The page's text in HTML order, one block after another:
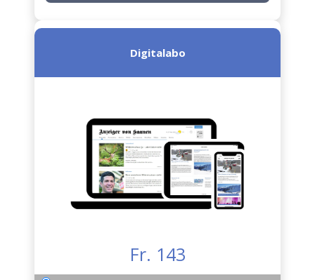
Digitalabo
Fr. 143